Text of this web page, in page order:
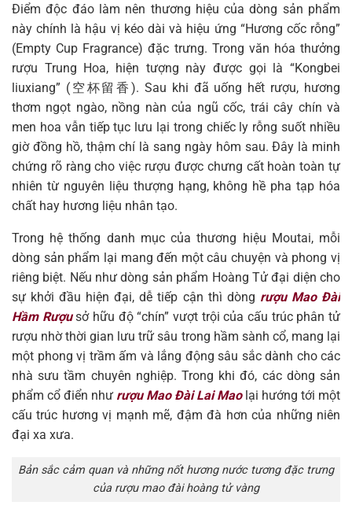
Điểm độc đáo làm nên thương hiệu của dòng sản phẩm
này chính là hậu vị kéo dài và hiệu ứng “Hương cốc rỗng”
(Empty Cup Fragrance) đặc trưng. Trong văn hóa thưởng
rượu Trung Hoa, hiện tượng này được gọi là “Kongbei
liuxiang” (空杯留香). Sau khi đã uống hết rượu, hương
thơm ngọt ngào, nồng nàn của ngũ cốc, trái cây chín và
men hoa vẫn tiếp tục lưu lại trong chiếc ly rỗng suốt nhiều
giờ đồng hồ, thậm chí là sang ngày hôm sau. Đây là minh
chứng rõ ràng cho việc rượu được chưng cất hoàn toàn tự
nhiên từ nguyên liệu thượng hạng, không hề pha tạp hóa
chất hay hương liệu nhân tạo.
Trong hệ thống danh mục của thương hiệu Moutai, mỗi
dòng sản phẩm lại mang đến một câu chuyện và phong vị
riêng biệt. Nếu như dòng sản phẩm Hoàng Tử đại diện cho
sự khởi đầu hiện đại, dễ tiếp cận thì dòng rượu Mao Đài
Hầm Rượusở hữu độ “chín” vượt trội của cấu trúc phân tử
rượu nhờ thời gian lưu trữ sâu trong hầm sành cổ, mang lại
một phong vị trầm ấm và lắng động sâu sắc dành cho các
nhà sưu tầm chuyên nghiệp. Trong khi đó, các dòng sản
phẩm cổ điển như rượu Mao Đài Lai Maolại hướng tới một
cấu trúc hương vị mạnh mẽ, đậm đà hơn của những niên
đại xa xưa.
Bản sắc cảm quan và những nốt hương nước tương đặc trưng
của rượu mao đài hoàng tử vàng